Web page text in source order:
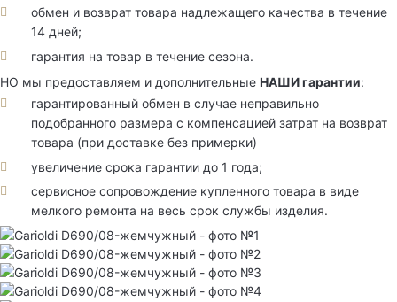
обмен и возврат товара надлежащего качества в течение
14 дней;
гарантия на товар в течение сезона.
НО мы предоставляем и дополнительные НАШИ гарантии:
гарантированный обмен в случае неправильно
подобранного размера с компенсацией затрат на возврат
товара (при доставке без примерки)
увеличение срока гарантии до 1 года;
сервисное сопровождение купленного товара в виде
мелкого ремонта на весь срок службы изделия.